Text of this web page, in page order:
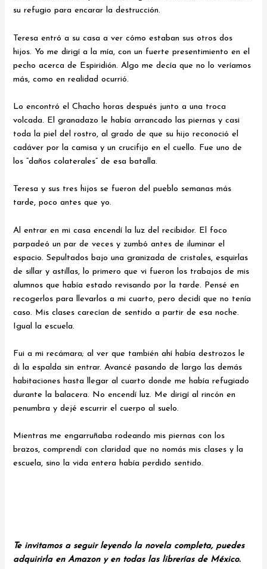
su refugio para encarar la destrucción.
Teresa entró a su casa a ver cómo estaban sus otros dos
hijos. Yo me dirigí a la mía, con un fuerte presentimiento en el
pecho acerca de Espiridión. Algo me decía que no lo veríamos
más, como en realidad ocurrió.
Lo encontró el Chacho horas después junto a una troca
volcada. El granadazo le había arrancado las piernas y casi
toda la piel del rostro, al grado de que su hijo reconoció el
cadáver por la camisa y un crucifijo en el cuello. Fue uno de
los “daños colaterales” de esa batalla.
Teresa y sus tres hijos se fueron del pueblo semanas más
tarde, poco antes que yo.
Al entrar en mi casa encendí la luz del recibidor. El foco
parpadeó un par de veces y zumbó antes de iluminar el
espacio. Sepultados bajo una granizada de cristales, esquirlas
de sillar y astillas, lo primero que vi fueron los trabajos de mis
alumnos que había estado revisando por la tarde. Pensé en
recogerlos para llevarlos a mi cuarto, pero decidí que no tenía
caso. Mis clases carecían de sentido a partir de esa noche.
Igual la escuela.
Fui a mi recámara; al ver que también ahí había destrozos le
di la espalda sin entrar. Avancé pasando de largo las demás
habitaciones hasta llegar al cuarto donde me había refugiado
durante la balacera. No encendí luz. Me dirigí al rincón en
penumbra y dejé escurrir el cuerpo al suelo.
Mientras me engarruñaba rodeando mis piernas con los
brazos, comprendí con claridad que no nomás mis clases y la
escuela, sino la vida entera había perdido sentido.
Te invitamos a seguir leyendo la novela completa, puedes
adquirirla en Amazon y en todas las librerías de México.